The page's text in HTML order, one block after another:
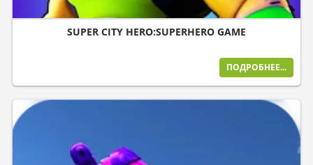
SUPER CITY HERO:SUPERHERO GAME
ПОДРОБНЕЕ...